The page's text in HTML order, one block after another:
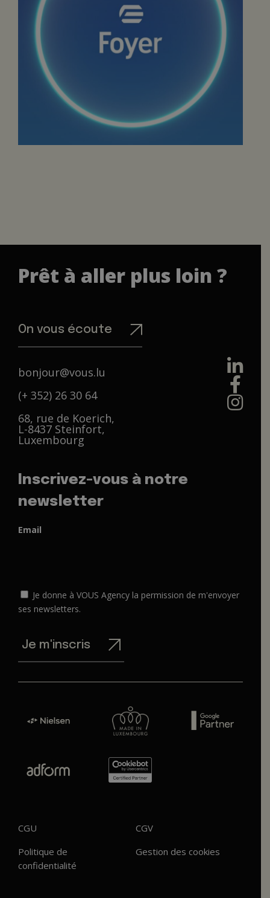
Prêt à aller plus loin ?
On vous écoute
bonjour@vous.lu
(+ 352) 26 30 64
68, rue de Koerich,
L-8437 Steinfort,
Luxembourg
Inscrivez-vous à notre
newsletter
Email
Je donne à VOUS Agency la permission de m'envoyer
ses newsletters.
Je m'inscris
CGU
CGV
Politique de
confidentialité
Gestion des cookies